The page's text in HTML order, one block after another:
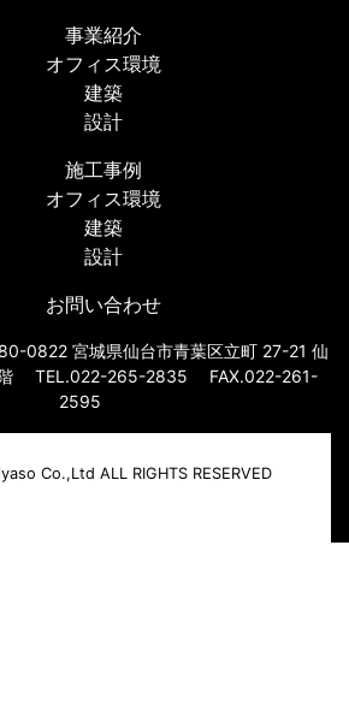
事業紹介
オフィス環境
建築
設計
施工事例
オフィス環境
建築
設計
お問い合わせ
0822 宮城県仙台市青葉区立町 27-21 仙
階 TEL.022-265-2835 FAX.022-261-
2595
Co.,Ltd ALL RIGHTS RESERVED